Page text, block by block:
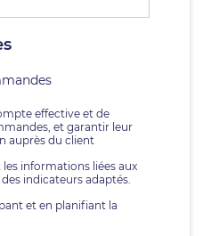
effective et de
et garantir leur
auprès du client
informations liées aux
indicateurs adaptés.
et en planifiant la